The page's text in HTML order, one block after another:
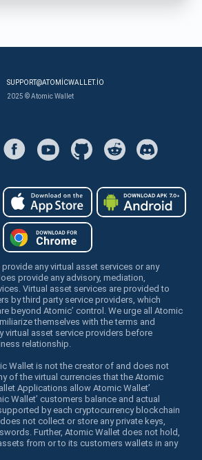
SUPPORT@ATOMICWALLET.IO
2025 © Atomic Wallet
any virtual asset services or any
provide any advisory, mediation,
Virtual asset services are provided to
by third party service providers, which
beyond Atomic’ control. We urge all Atomic
themselves with the terms and
virtual asset service providers before
relationship.
Wallet is not the creator of and does not
of the virtual currencies that the Atomic
Applications allow Atomic Wallet’
Wallet’ customers balance and actual
by each cryptocurrency blockchain
not collect or store any private keys,
Further, Atomic Wallet does not hold,
from or to its customers wallets in any